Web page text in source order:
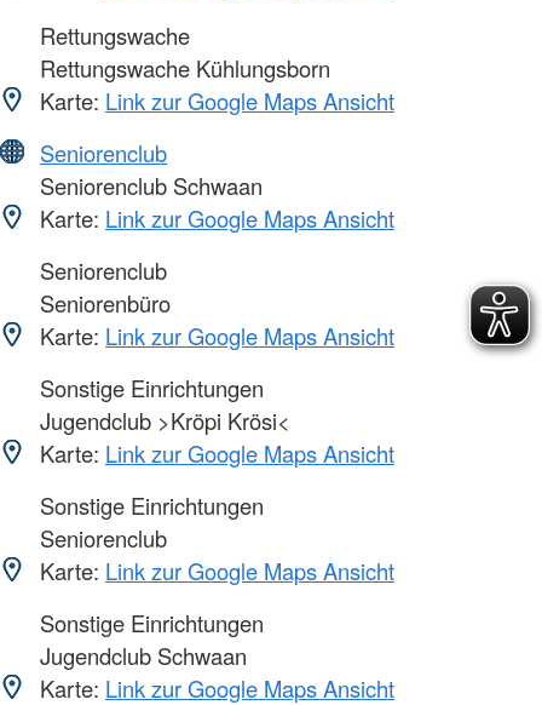
Rettungswache
Rettungswache Kühlungsborn
Karte: Link zur Google Maps Ansicht
Seniorenclub
Seniorenclub Schwaan
Karte: Link zur Google Maps Ansicht
Seniorenclub
Seniorenbüro
Karte: Link zur Google Maps Ansicht
Sonstige Einrichtungen
Jugendclub >Kröpi Krösi<
Karte: Link zur Google Maps Ansicht
Sonstige Einrichtungen
Seniorenclub
Karte: Link zur Google Maps Ansicht
Sonstige Einrichtungen
Jugendclub Schwaan
Karte: Link zur Google Maps Ansicht